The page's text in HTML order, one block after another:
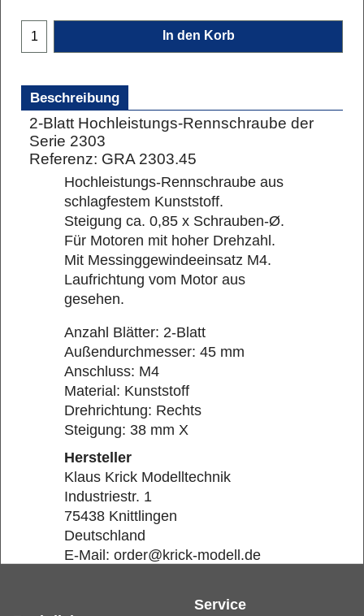
In den Korb
Beschreibung
2-Blatt Hochleistungs-Rennschraube der
Serie 2303
Referenz: GRA 2303.45
Hochleistungs-Rennschraube aus
schlagfestem Kunststoff.
Steigung ca. 0,85 x Schrauben-Ø.
Für Motoren mit hoher Drehzahl.
Mit Messinggewindeeinsatz M4.
Laufrichtung vom Motor aus
gesehen.
Anzahl Blätter: 2-Blatt
Außendurchmesser: 45 mm
Anschluss: M4
Material: Kunststoff
Drehrichtung: Rechts
Steigung: 38 mm X
Hersteller
Klaus Krick Modelltechnik
Industriestr. 1
75438 Knittlingen
Deutschland
E-Mail: order@krick-modell.de
Service